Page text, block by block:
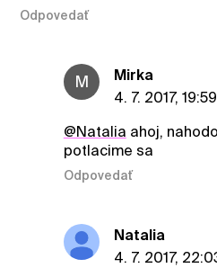
Odpovedať
M
Mirka
4. 7. 2017, 19:59
@Natalia ahoj,
potlacime sa
Odpovedať
Natalia
4. 7. 2017,